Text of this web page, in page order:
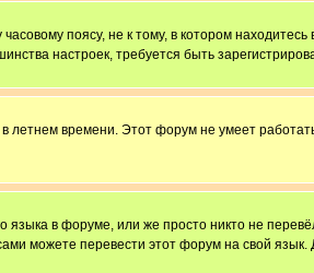
поясу, не к тому, в котором
настроек, требуется быть
летнем времени. Этот форум не умеет
языка в форуме, или же просто никто не
можете перевести этот форум на свой